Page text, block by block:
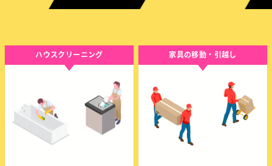
ハウスクリーニング 家具の移動・引越し